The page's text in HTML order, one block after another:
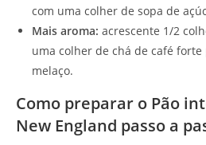
com uma colher de sopa de
Mais aroma: acrescente 1/2
uma colher de chá de café
melaço.
Como preparar o Pão
New England passo a